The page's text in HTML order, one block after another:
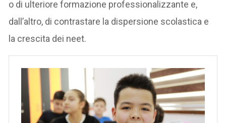
o di ulteriore formazione professionalizzante e,
dall’altro, di contrastare la dispersione scolastica e
la crescita dei neet.